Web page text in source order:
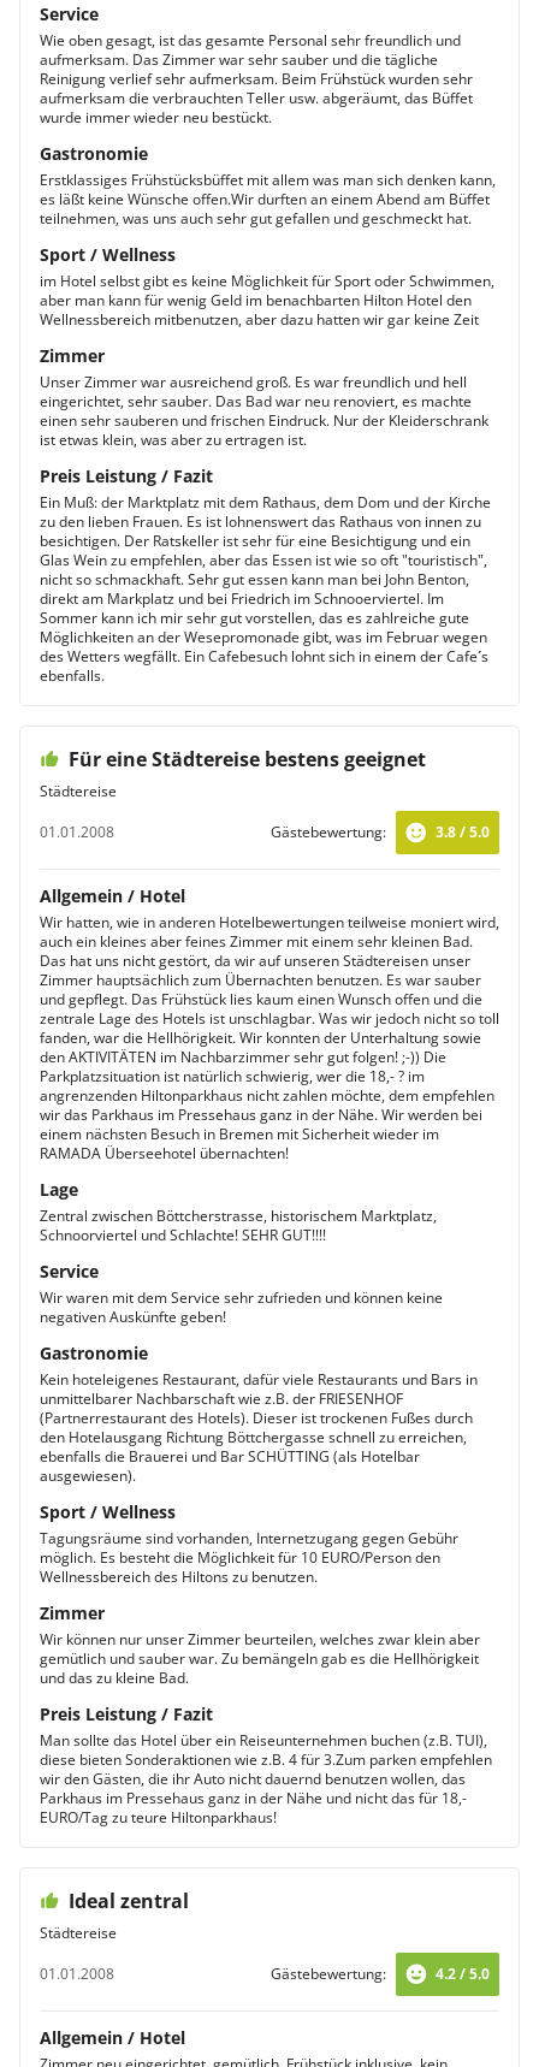
Service
Wie oben gesagt, ist das gesamte Personal sehr freundlich und
aufmerksam. Das Zimmer war sehr sauber und die tägliche
Reinigung verlief sehr aufmerksam. Beim Frühstück wurden sehr
aufmerksam die verbrauchten Teller usw. abgeräumt, das Büffet
wurde immer wieder neu bestückt.
Gastronomie
Erstklassiges Frühstücksbüffet mit allem was man sich denken kann,
es läßt keine Wünsche offen.Wir durften an einem Abend am Büffet
teilnehmen, was uns auch sehr gut gefallen und geschmeckt hat.
Sport / Wellness
im Hotel selbst gibt es keine Möglichkeit für Sport oder Schwimmen,
aber man kann für wenig Geld im benachbarten Hilton Hotel den
Wellnessbereich mitbenutzen, aber dazu hatten wir gar keine Zeit
Zimmer
Unser Zimmer war ausreichend groß. Es war freundlich und hell
eingerichtet, sehr sauber. Das Bad war neu renoviert, es machte
einen sehr sauberen und frischen Eindruck. Nur der Kleiderschrank
ist etwas klein, was aber zu ertragen ist.
Preis Leistung / Fazit
Ein Muß: der Marktplatz mit dem Rathaus, dem Dom und der Kirche
zu den lieben Frauen. Es ist lohnenswert das Rathaus von innen zu
besichtigen. Der Ratskeller ist sehr für eine Besichtigung und ein
Glas Wein zu empfehlen, aber das Essen ist wie so oft "touristisch",
nicht so schmackhaft. Sehr gut essen kann man bei John Benton,
direkt am Markplatz und bei Friedrich im Schnooerviertel. Im
Sommer kann ich mir sehr gut vorstellen, das es zahlreiche gute
Möglichkeiten an der Wesepromonade gibt, was im Februar wegen
des Wetters wegfällt. Ein Cafebesuch lohnt sich in einem der Cafe´s
ebenfalls.
Für eine Städtereise bestens geeignet
Städtereise
01.01.2008
Gästebewertung: 3.8 / 5.0
Allgemein / Hotel
Wir hatten, wie in anderen Hotelbewertungen teilweise moniert wird,
auch ein kleines aber feines Zimmer mit einem sehr kleinen Bad.
Das hat uns nicht gestört, da wir auf unseren Städtereisen unser
Zimmer hauptsächlich zum Übernachten benutzen. Es war sauber
und gepflegt. Das Frühstück lies kaum einen Wunsch offen und die
zentrale Lage des Hotels ist unschlagbar. Was wir jedoch nicht so toll
fanden, war die Hellhörigkeit. Wir konnten der Unterhaltung sowie
den AKTIVITÄTEN im Nachbarzimmer sehr gut folgen! ;-)) Die
Parkplatzsituation ist natürlich schwierig, wer die 18,- ? im
angrenzenden Hiltonparkhaus nicht zahlen möchte, dem empfehlen
wir das Parkhaus im Pressehaus ganz in der Nähe. Wir werden bei
einem nächsten Besuch in Bremen mit Sicherheit wieder im
RAMADA Überseehotel übernachten!
Lage
Zentral zwischen Böttcherstrasse, historischem Marktplatz,
Schnoorviertel und Schlachte! SEHR GUT!!!!
Service
Wir waren mit dem Service sehr zufrieden und können keine
negativen Auskünfte geben!
Gastronomie
Kein hoteleigenes Restaurant, dafür viele Restaurants und Bars in
unmittelbarer Nachbarschaft wie z.B. der FRIESENHOF
(Partnerrestaurant des Hotels). Dieser ist trockenen Fußes durch
den Hotelausgang Richtung Böttchergasse schnell zu erreichen,
ebenfalls die Brauerei und Bar SCHÜTTING (als Hotelbar
ausgewiesen).
Sport / Wellness
Tagungsräume sind vorhanden, Internetzugang gegen Gebühr
möglich. Es besteht die Möglichkeit für 10 EURO/Person den
Wellnessbereich des Hiltons zu benutzen.
Zimmer
Wir können nur unser Zimmer beurteilen, welches zwar klein aber
gemütlich und sauber war. Zu bemängeln gab es die Hellhörigkeit
und das zu kleine Bad.
Preis Leistung / Fazit
Man sollte das Hotel über ein Reiseunternehmen buchen (z.B. TUI),
diese bieten Sonderaktionen wie z.B. 4 für 3.Zum parken empfehlen
wir den Gästen, die ihr Auto nicht dauernd benutzen wollen, das
Parkhaus im Pressehaus ganz in der Nähe und nicht das für 18,-
EURO/Tag zu teure Hiltonparkhaus!
Ideal zentral
Städtereise
01.01.2008
Gästebewertung: 4.2 / 5.0
Allgemein / Hotel